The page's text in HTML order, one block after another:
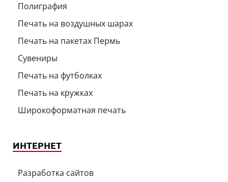
Полиграфия
Печать на воздушных шарах
Печать на пакетах Пермь
Сувениры
Печать на футболках
Печать на кружках
Широкоформатная печать
ИНТЕРНЕТ
Разработка сайтов